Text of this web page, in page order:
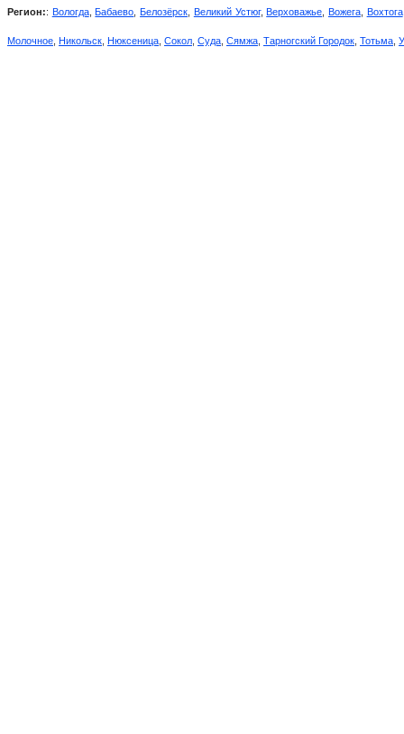
Регион:: Вологда,Бабаево ,Белозёрск Великий Устюг,Верховажье Вожега, Вохтога
Молочное Никольск Нюксеница Сокол Суда Сямжа Тарногский Городок Тотьма